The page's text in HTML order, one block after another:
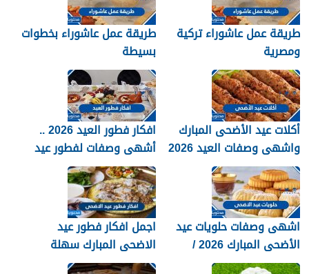
طريقة عمل عاشوراء تركية
ومصرية
طريقة عمل عاشوراء بخطوات
بسيطة
أكلات عيد الأضحى المبارك
واشهى وصفات العيد 2026
افكار فطور العيد 2026 ..
أشهى وصفات لفطور عيد
الاضحى المبارك 1447
اشهى وصفات حلويات عيد
الأضحى المبارك 2026 /
1447
اجمل افكار فطور عيد
الاضحى المبارك سهلة
ولذيذة 2026